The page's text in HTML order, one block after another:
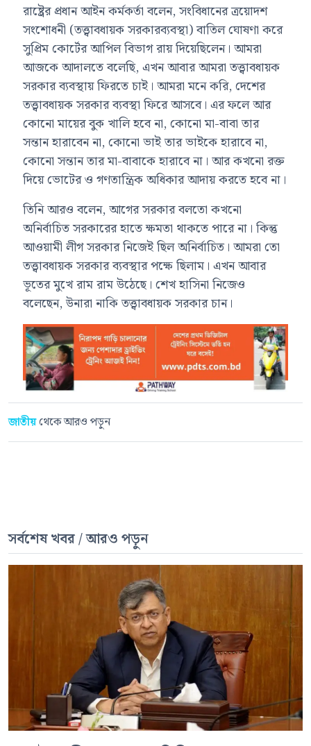
রাষ্ট্রের প্রধান আইন কর্মকর্তা বলেন, সংবিধানের ত্রয়োদশ
সংশোধনী (তত্ত্বাবধায়ক সরকারব্যবস্থা) বাতিল ঘোষণা করে
সুপ্রিম কোর্টের আপিল বিভাগ রায় দিয়েছিলেন। আমরা
আজকে আদালতে বলেছি, এখন আবার আমরা তত্ত্বাবধায়ক
সরকার ব্যবস্থায় ফিরতে চাই। আমরা মনে করি, দেশের
তত্ত্বাবধায়ক সরকার ব্যবস্থা ফিরে আসবে। এর ফলে আর
কোনো মায়ের বুক খালি হবে না, কোনো মা-বাবা তার
সন্তান হারাবেন না, কোনো ভাই তার ভাইকে হারাবে না,
কোনো সন্তান তার মা-বাবাকে হারাবে না। আর কখনো রক্ত
দিয়ে ভোটের ও গণতান্ত্রিক অধিকার আদায় করতে হবে না।
তিনি আরও বলেন, আগের সরকার বলতো কখনো
অনির্বাচিত সরকারের হাতে ক্ষমতা থাকতে পারে না। কিন্তু
আওয়ামী লীগ সরকার নিজেই ছিল অনির্বাচিত। আমরা তো
তত্ত্বাবধায়ক সরকার ব্যবস্থার পক্ষে ছিলাম। এখন আবার
ভূতের মুখে রাম রাম উঠেছে। শেখ হাসিনা নিজেও
বলেছেন, উনারা নাকি তত্ত্বাবধায়ক সরকার চান।
জাতীয়থেকে আরও পড়ুন
সর্বশেষ খবর / আরও পড়ুন